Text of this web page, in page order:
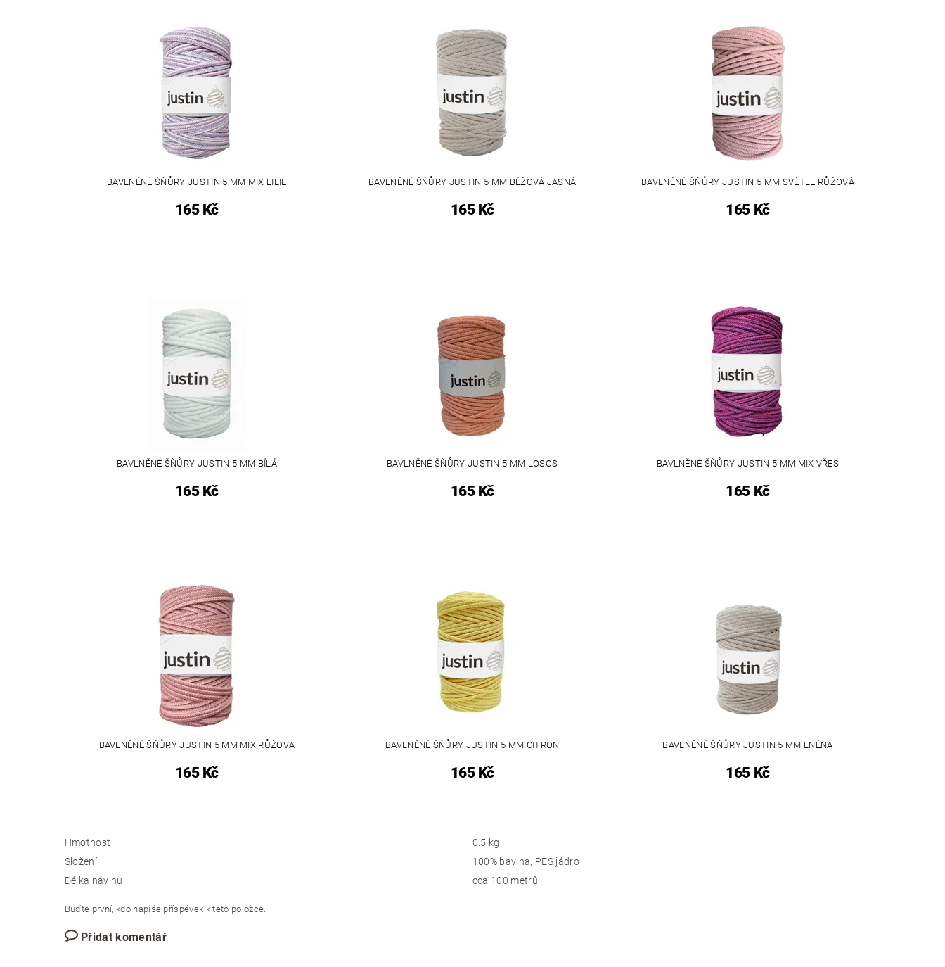
BAVLNĚNÉ ŠŇŮRY JUSTIN 5 MM MIX LILIE
165 Kč
BAVLNĚNÉ ŠŇŮRY JUSTIN 5 MM BÉŽOVÁ JASNÁ
165 Kč
BAVLNĚNÉ ŠŇŮRY JUSTIN 5 MM SVĚTLE RŮŽOVÁ
165 Kč
BAVLNĚNÉ ŠŇŮRY JUSTIN 5 MM BÍLÁ
165 Kč
BAVLNĚNÉ ŠŇŮRY JUSTIN 5 MM LOSOS
165 Kč
BAVLNĚNÉ ŠŇŮRY JUSTIN 5 MM MIX VŘES
165 Kč
BAVLNĚNÉ ŠŇŮRY JUSTIN 5 MM MIX RŮŽOVÁ
165 Kč
BAVLNĚNÉ ŠŇŮRY JUSTIN 5 MM CITRON
165 Kč
BAVLNĚNÉ ŠŇŮRY JUSTIN 5 MM LNĚNÁ
165 Kč
Hmotnost
0.5 kg
Složení
100% bavlna, PES jádro
Délka návinu
cca 100 metrů
Buďte první, kdo napíše příspěvek k této položce.
Přidat komentář